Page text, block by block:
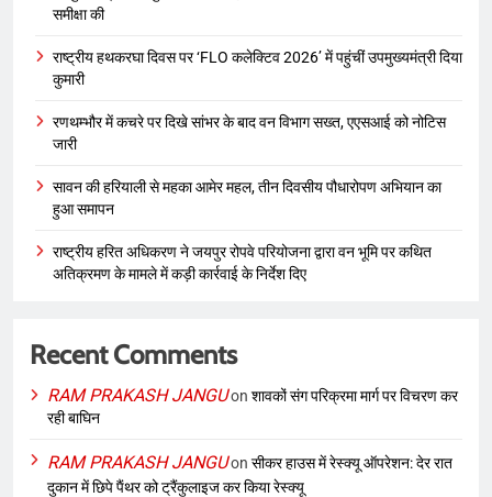
समीक्षा की
राष्ट्रीय हथकरघा दिवस पर ‘FLO कलेक्टिव 2026’ में पहुंचीं उपमुख्यमंत्री दिया
कुमारी
रणथम्भौर में कचरे पर दिखे सांभर के बाद वन विभाग सख्त, एएसआई को नोटिस
जारी
सावन की हरियाली से महका आमेर महल, तीन दिवसीय पौधारोपण अभियान का
हुआ समापन
राष्ट्रीय हरित अधिकरण ने जयपुर रोपवे परियोजना द्वारा वन भूमि पर कथित
अतिक्रमण के मामले में कड़ी कार्रवाई के निर्देश दिए
Recent Comments
RAM PRAKASH JANGUon शावकों संग परिक्रमा मार्ग पर विचरण कर
रही बाघिन
RAM PRAKASH JANGUon सीकर हाउस में रेस्क्यू ऑपरेशन: देर रात
दुकान में छिपे पैंथर को ट्रैंकुलाइज कर किया रेस्क्यू